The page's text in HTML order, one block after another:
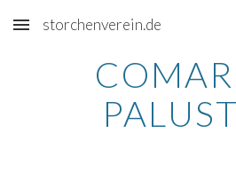
Skip to main content
storchenverein.de